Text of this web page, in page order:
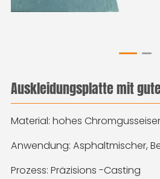
Auskleidungsplatte mit
Material: hohes
Anwendung: Asphaltmischer,
Prozess: Präzisions -Casting